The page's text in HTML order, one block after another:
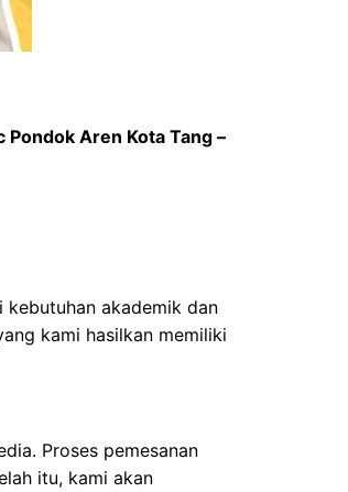
Aren Kota Tang –
kebutuhan akademik dan
kami hasilkan memiliki
Proses pemesanan
itu, kami akan